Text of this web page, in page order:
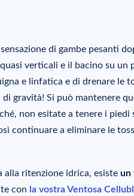
di gambe pesanti
verticali e il bacino su
e linfatica e di drenare le
di gravità! Si può mantenere
non esitate a tenere i
continuare a eliminare le
alla ritenzione idrica, esiste un
con la vostra Ventosa